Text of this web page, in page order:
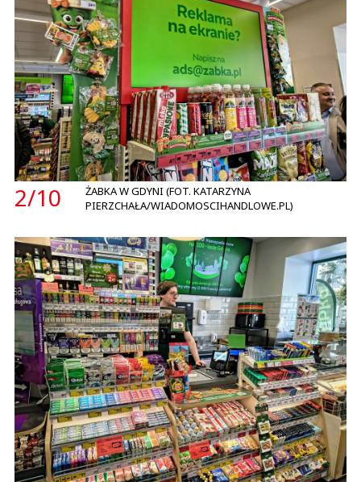
2/10
ŻABKA W GDYNI (FOT. KATARZYNA
PIERZCHAŁA/WIADOMOSCIHANDLOWE.PL)